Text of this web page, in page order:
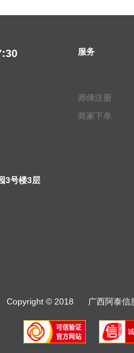
3号楼3层
服务
师傅注册
商家下单
Copyright © 2018 广西阿泰信